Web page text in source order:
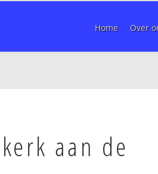
Home Over
aan de